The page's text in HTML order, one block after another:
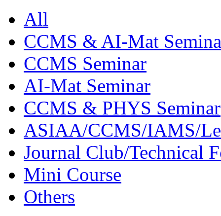
All
CCMS & AI-Mat
CCMS Seminar
AI-Mat Seminar
CCMS & PHYS Seminar
ASIAA/CCMS/IAMS/
Journal Club/Technical
Mini Course
Others